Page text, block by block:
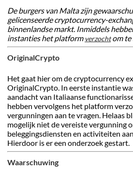
De burgers van Malta zijn
gelicenseerde cryptocurrency-
binnenlandse markt. Inmiddels
instanties het platform verzochtom te
OriginalCrypto
Het gaat hier om de cryptocurrency
OriginalCrypto. In eerste instantie
aandacht van Italiaanse
hebben vervolgens het platform
vergunningen aan te vragen. Helaas
mogelijk niet de vereiste vergunning
beleggingsdiensten en activiteiten
Hierdoor is er een onderzoek gestart.
Waarschuwing